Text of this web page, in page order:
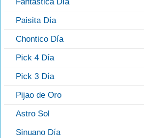
Paisita Día
Chontico Día
Pick 4 Día
Pick 3 Día
Pijao de Oro
Astro Sol
Sinuano Día